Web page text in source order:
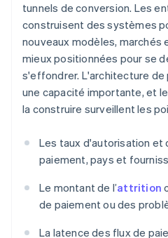
tunnels de conversion. Les
construisent des systèmes
nouveaux modèles, marchés
mieux positionnées pour se
s'effondrer. L'architecture
une capacité importante, et
la construire surveillent les
Les taux d'autorisation et
paiement, pays et
Le montant de l’attrition
de paiement ou des
La latence des flux de